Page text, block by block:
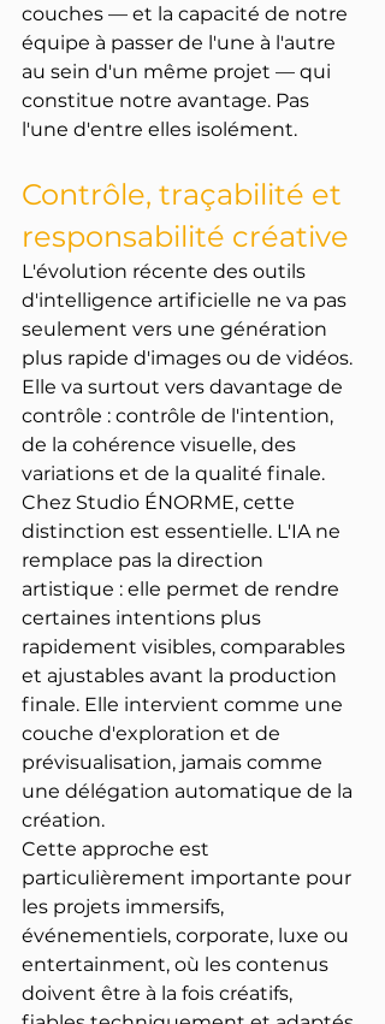
couches — et la capacité de notre
équipe à passer de l'une à l'autre
au sein d'un même projet — qui
constitue notre avantage. Pas
l'une d'entre elles isolément.
Contrôle, traçabilité et
responsabilité créative
L'évolution récente des outils
d'intelligence artificielle ne va pas
seulement vers une génération
plus rapide d'images ou de vidéos.
Elle va surtout vers davantage de
contrôle : contrôle de l'intention,
de la cohérence visuelle, des
variations et de la qualité finale.
Chez Studio ÉNORME, cette
distinction est essentielle. L'IA ne
remplace pas la direction
artistique : elle permet de rendre
certaines intentions plus
rapidement visibles, comparables
et ajustables avant la production
finale. Elle intervient comme une
couche d'exploration et de
prévisualisation, jamais comme
une délégation automatique de la
création.
Cette approche est
particulièrement importante pour
les projets immersifs,
événementiels, corporate, luxe ou
entertainment, où les contenus
doivent être à la fois créatifs,